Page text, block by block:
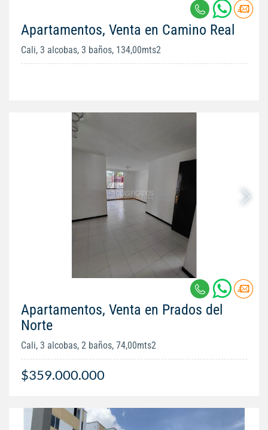
Apartamentos, Venta en Camino Real
Cali, 3 alcobas, 3 baños, 134,00mts2
Apartamentos, Venta en Prados del
Norte
Cali, 3 alcobas, 2 baños, 74,00mts2
$359.000.000